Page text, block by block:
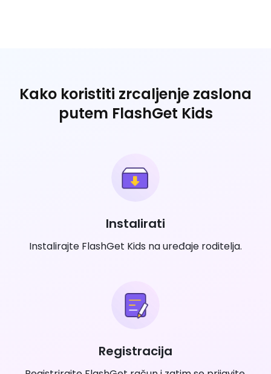
Kako koristiti zrcaljenje zaslona
putem FlashGet Kids
Instalirati
Instalirajte FlashGet Kids na uređaje roditelja.
Registracija